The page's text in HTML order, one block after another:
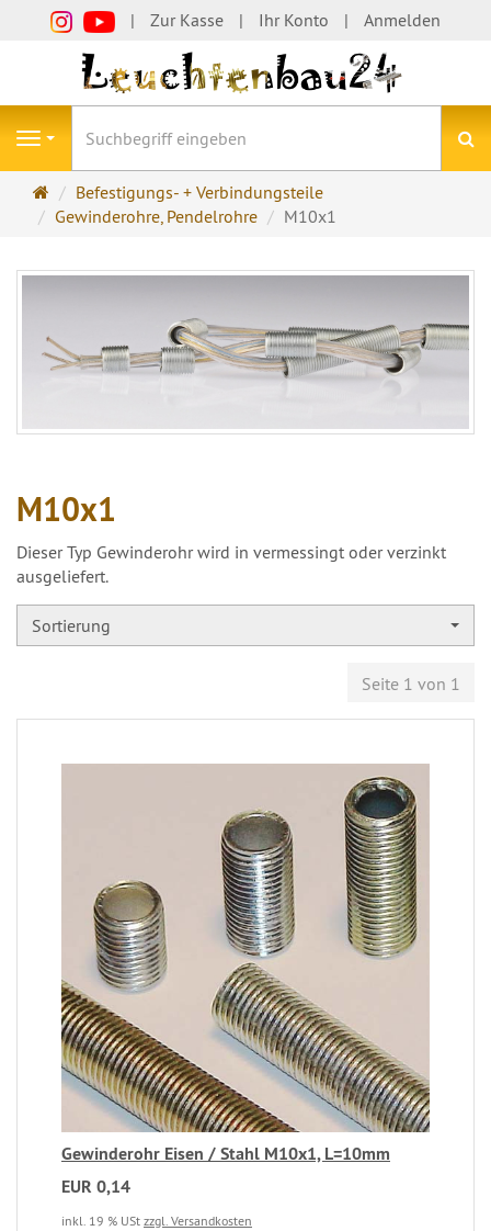
Zur Kasse Ihr Konto Anmelden
Navigation
Startseite
Befestigungs- + Verbindungsteile
Gewinderohre, Pendelrohre
M10x1
M10x1
Dieser Typ Gewinderohr wird in vermessingt oder verzinkt
ausgeliefert.
Sortierung
Seite 1 von 1
Gewinderohr Eisen / Stahl M10x1, L=10mm
EUR 0,14
inkl. 19 % USt zzgl. Versandkosten